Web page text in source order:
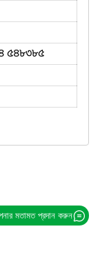
৫৪৮৩৮৫
মতামত প্রদান করুন